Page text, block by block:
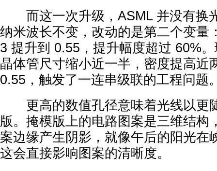
而这一次升级，ASML 并没有换
纳米波长不变，改动的是第二个变量
3 提升到 0.55，提升幅度超过 60%
晶体管尺寸缩小近一半，密度提高近
0.55，触发了一连串级联的工程问题
更高的数值孔径意味着光线以更
版。掩模版上的电路图案是三维结构
案边缘产生阴影，就像午后的阳光在
这会直接影响图案的清晰度。